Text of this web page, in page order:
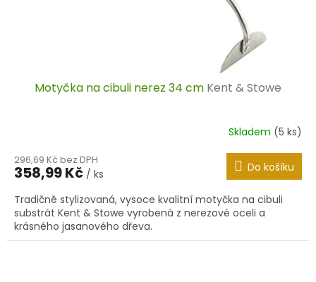
Motyčka na cibuli nerez 34 cm Kent & Stowe
Skladem (5 ks)
296,69 Kč bez DPH
358,99 Kč / ks Do košíku
Tradičně stylizovaná, vysoce kvalitní motyčka na cibuli
substrát Kent & Stowe vyrobená z nerezové oceli a
krásného jasanového dřeva.